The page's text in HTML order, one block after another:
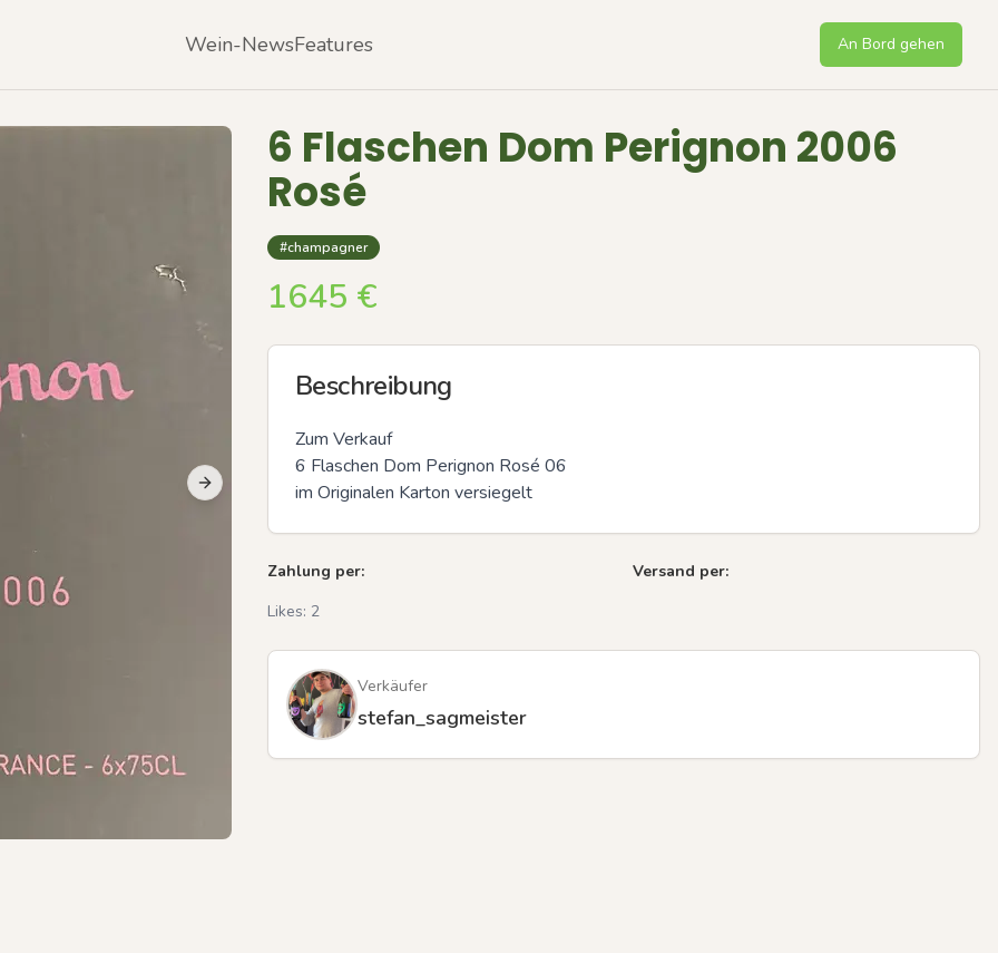
Wein-NewsFeatures An Bord gehen
Next slide Previous slide
6 Flaschen Dom Perignon 2006
Rosé
#champagner
1645 €
Beschreibung
Zum Verkauf
6 Flaschen Dom Perignon Rosé 06
im Originalen Karton versiegelt
Zahlung per:
Versand per:
Likes: 2
Verkäufer
stefan_sagmeister